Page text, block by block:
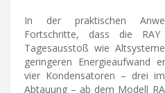
In der praktischen
Fortschritte, dass die RAY
Tagesausstoß wie
geringeren Energieaufwand
vier Kondensatoren – drei
Abtauung – ab dem Modell